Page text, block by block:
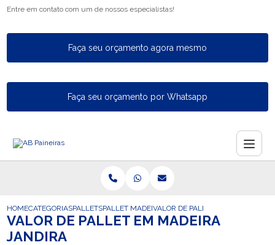
Entre em contato com um de nossos especialistas!
Faça seu orçamento agora mesmo
Faça seu orçamento por Whatsapp
HOMECATEGORIASPALLETSPALLET MADEIRAVALOR DE PALLET EM MADEIRA
VALOR DE PALLET EM MADEIRA
JANDIRA